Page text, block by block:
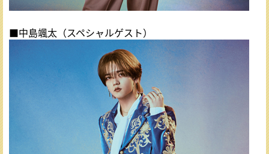
■中島颯太（スペシャルゲスト）